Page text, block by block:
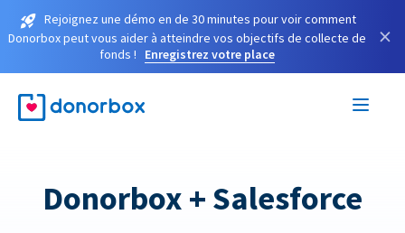
Rejoignez une démo en de 30 minutes pour voir comment
Donorbox peut vous aider à atteindre vos objectifs de collecte de
fonds !
Enregistrez votre place
×
Donorbox + Salesforce